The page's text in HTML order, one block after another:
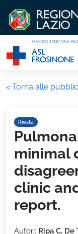
< Torna alle
Rivista
minimal
clinic
report.
Autori: Ripa C, De